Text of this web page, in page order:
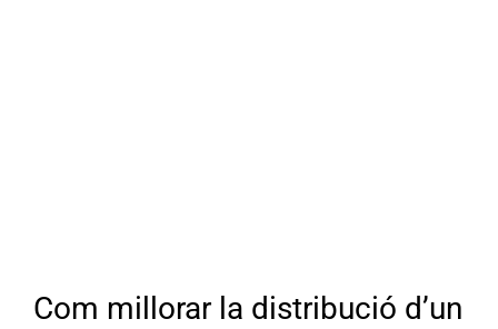
Com millorar la distribució d’un